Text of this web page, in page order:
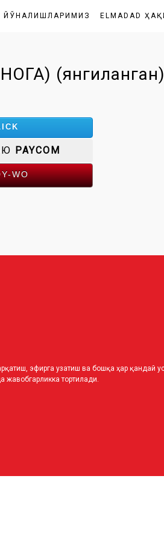
ЙЎНАЛИШЛАРИМИЗ ELMADAD
(янгиланган)
PAYCOM
WO
эфирга узатиш ва бошқа ҳар қандай
жавобгарликка тортилади.